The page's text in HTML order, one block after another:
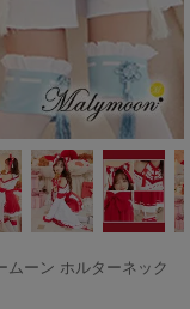
ムーン ホルターネック